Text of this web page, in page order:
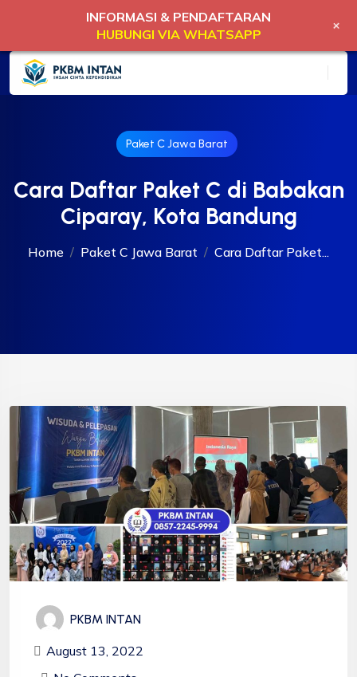
Paket C Jawa Barat
Cara Daftar Paket C di Babakan
Ciparay, Kota Bandung
Home Paket C Jawa Barat Cara Daftar Paket...
PKBM INTAN
August 13, 2022
INFORMASI & PENDAFTARAN
HUBUNGI VIA WHATSAPP
+